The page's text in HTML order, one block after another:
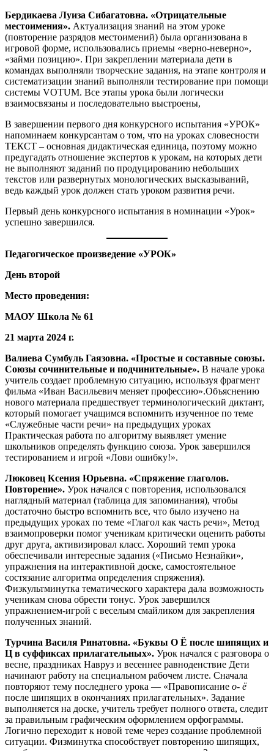
Бердикаева Луиза Сибагатовна. «Отрицательные
местоимения». Актуализация знаний на этом уроке
(повторение разрядов местоимений) была организована в
игровой форме, использовались приемы «верно-неверно»,
«займи позицию». При закреплении материала дети в
командах выполняли творческие задания, на этапе контроля и
систематизации знаний выполняли тестирование при помощи
системы VOTUM. Все этапы урока были логически
взаимосвязаны и последовательно выстроены,
В завершении первого дня конкурсного испытания «УРОК»
напоминаем конкурсантам о том, что на уроках словесности
ТЕКСТ – основная дидактическая единица, поэтому можно
предугадать отношение экспертов к урокам, на которых дети
не выполняют заданий по продуцированию небольших
текстов или развернутых монологических высказываний,
ведь каждый урок должен стать уроком развития речи.
Первый день конкурсного испытания в номинации «Урок»
успешно завершился.
Педагогическое произведение «УРОК»
День второй
Место проведения:
МАОУ Школа № 61
21 марта 2024 г.
Валиева Сумбуль Гаязовна. «Простые и составные союзы.
Союзы сочинительные и подчинительные». В начале урока
учитель создает проблемную ситуацию, используя фрагмент
фильма «Иван Васильевич меняет профессию».Объяснению
нового материала предшествует терминологический диктант,
который помогает учащимся вспомнить изученное по теме
«Служебные части речи» на предыдущих уроках
Практическая работа по алгоритму выявляет умение
школьников определять функцию союза. Урок завершился
тестированием и игрой «Лови ошибку!».
Люковец Ксения Юрьевна. «Спряжение глаголов.
Повторение». Урок начался с повторения, использовался
наглядный материал (таблица для запоминания), чтобы
достаточно быстро вспомнить все, что было изучено на
предыдущих уроках по теме «Глагол как часть речи», Метод
взаимопроверки помог ученикам критически оценить работы
друг друга, активизировал класс. Хороший темп урока
обеспечивали интересные задания («Письмо Незнайки»,
упражнения на интерактивной доске, самостоятельное
состязание алгоритма определения спряжения).
Физкультминутка тематического характера дала возможность
ученикам снова обрести тонус. Урок завершился
упражнением-игрой с веселым смайликом для закрепления
полученных знаний.
Турчина Василя Ринатовна. «Буквы О Ё после шипящих и
Ц в суффиксах прилагательных». Урок начался с разговора о
весне, праздниках Навруз и весеннее равноденствие Дети
начинают работу на специальном рабочем листе. Сначала
повторяют тему последнего урока — «Правописание о- ё
после шипящих в окончаниях прилагательных». Задание
выполняется на доске, учитель требует полного ответа, следит
за правильным графическим оформлением орфограммы.
Логично переходит к новой теме через создание проблемной
ситуации. Физминутка способствует повторению шипящих,